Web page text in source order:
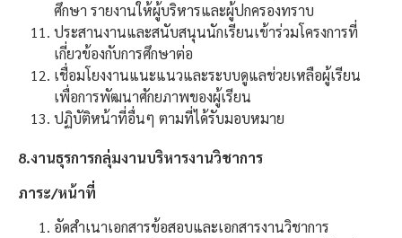
ศึกษา รายงานให้ผู้บริหารและผู้ปกครองทราบ
ประสานงานและสนับสนุนนักเรียนเข้าร่วมโครงการที่
เกี่ยวข้องกับการศึกษาต่อ
เชื่อมโยงงานแนะแนวและระบบดูแลช่วยเหลือผู้เรียน
เพื่อการพัฒนาศักยภาพของผู้เรียน
ปฏิบัติหน้าที่อื่นๆ ตามที่ได้รับมอบหมาย
8.งานธุรการกลุ่มงานบริหารงานวิชาการ
ภาระ/หน้าที่
อัดสำเนาเอกสารข้อสอบและเอกสารงานวิชาการ